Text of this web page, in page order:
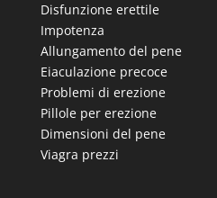
Disfunzione erettile
Impotenza
Allungamento del pene
Eiaculazione precoce
Problemi di erezione
Pillole per erezione
Dimensioni del pene
Viagra prezzi